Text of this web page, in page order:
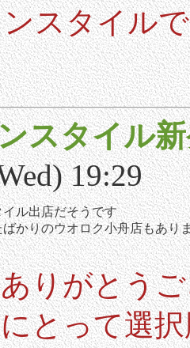
スタイル
スタイル
19:29
ル出店だそうです
かりのウオロク小舟店もあり
りがとう
とって選